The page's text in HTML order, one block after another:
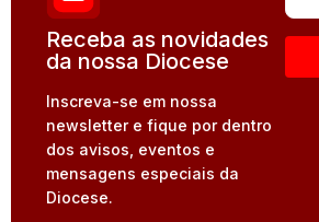
Receba as novidades
da nossa Diocese
Inscreva-se em nossa
newsletter e fique por dentro
dos avisos, eventos e
mensagens especiais da
Diocese.